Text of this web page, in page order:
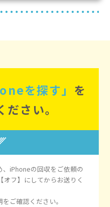
を探す」 を
ださい。
iPhoneの回収をご依頼の
オフ】にしてからお送りく
ご確認ください。